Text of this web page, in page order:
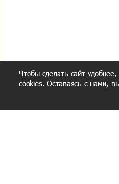
Чтобы сделать сайт
cookies. Оставаясь с нами,